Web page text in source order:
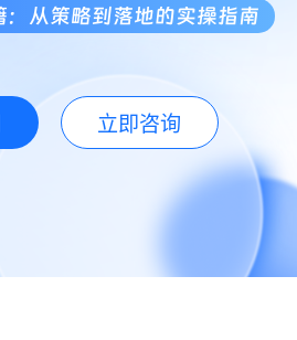
从策略到落地的实操指南
立即咨询